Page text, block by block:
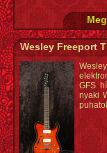
Wesley Freeport
GFS
nyaki